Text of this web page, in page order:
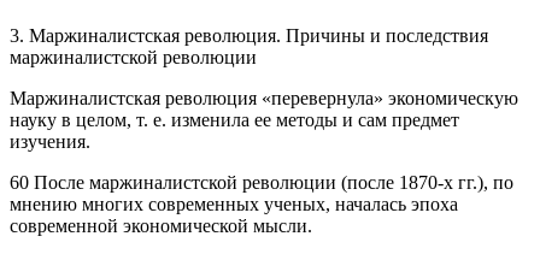
3. Маржиналистская революция. Причины и последствия
маржиналистской революции
Маржиналистская революция «перевернула» экономическую
науку в целом, т. е. изменила ее методы и сам предмет
изучения.
60 После маржиналистской революции (после 1870-х гг.), по
мнению многих современных ученых, началась эпоха
современной экономической мысли.